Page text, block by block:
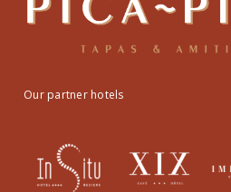
Our partner hotels